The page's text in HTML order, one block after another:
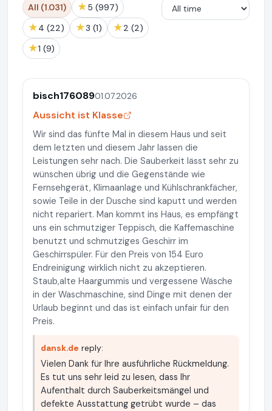
All (1.031) ★ 5 (997)
★ 4 (22) ★ 3 (1) ★ 2 (2)
★ 1 (9)
bisch17608901.07.2026
Aussicht ist Klasse
Wir sind das fünfte Mal in diesem Haus und seit
dem letzten und diesem Jahr lassen die
Leistungen sehr nach. Die Sauberkeit lässt sehr zu
wünschen übrig und die Gegenstände wie
Fernsehgerät, Klimaanlage und Kühlschrankfächer,
sowie Teile in der Dusche sind kaputt und werden
nicht repariert. Man kommt ins Haus, es empfängt
uns ein schmutziger Teppisch, die Kaffemaschine
benutzt und schmutziges Geschirr im
Geschirrspüler. Für den Preis von 154 Euro
Endreinigung wirklich nicht zu akzeptieren.
Staub,alte Haargummis und vergessene Wäsche
in der Waschmaschine, sind Dinge mit denen der
Urlaub beginnt und das ist einfach unfair für den
Preis.
dansk.de reply:
Vielen Dank für Ihre ausführliche Rückmeldung.
Es tut uns sehr leid zu lesen, dass Ihr
Aufenthalt durch Sauberkeitsmängel und
defekte Ausstattung getrübt wurde – das